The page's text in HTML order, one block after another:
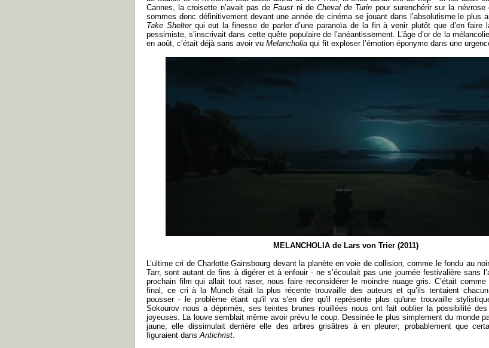
Cannes, la croisette n’avait pas deFaust ni deCheval de Turin pour surenchérir sur la névrose
sommes donc définitivement devant une année de cinéma se jouant dans l’absolutisme le plus
Take Shelter qui eut la finesse de parler d’une paranoïa de la fin à venir plutôt que d’en faire
pessimiste, s’inscrivait dans cette quête populaire de l’anéantissement. L’âge d’or de la
en août, c’était déjà sans avoir vu Melancholia qui fit exploser l’émotion éponyme dans une
MELANCHOLIA de Lars von Trier (2011)
L’ultime cri de Charlotte Gainsbourg devant la planète en voie de collision, comme le fondu au
Tarr, sont autant de fins à digérer et à enfouir - ne s’écoulait pas une journée festivalière sans
prochain film qui allait tout raser, nous faire reconsidérer le moindre nuage gris. C’était
final, ce cri à la Munch était la plus récente trouvaille des auteurs et qu’ils tentaient
pousser - le problème étant qu'il va s'en dire qu'il représente plus qu'une trouvaille
Sokourov nous a déprimés, ses teintes brunes rouillées nous ont fait oublier la possibilité
joyeuses. La louve semblait même avoir prévu le coup. Dessinée le plus simplement du monde
jaune, elle dissimulait derrière elle des arbres grisâtres à en pleurer; probablement que
figuraient dansAntichrist.